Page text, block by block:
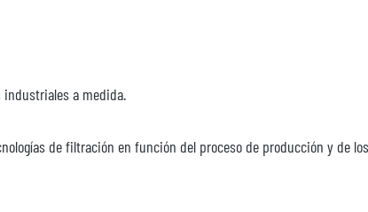
a medida.
de filtración en función del proceso de producción y de